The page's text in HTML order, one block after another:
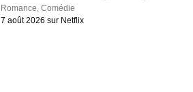
Romance,Comédie
7 août 2026 sur Netflix